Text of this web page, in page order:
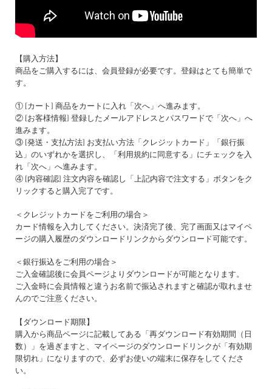
【購入方法】
商品をご購入するには、会員登録が必要です。登録はとても簡単で
す。
① [カート] 商品をカートに入れ「次へ」へ進みます。
② [お客様情報] 登録したメールアドレスとパスワードで「次へ」へ
進みます。
③ [発送・支払方法] お支払い方法「クレジットカード」「銀行振
込」のいずれかを選択し、「利用規約に同意する」にチェックを入
れ「次へ」へ進みます。
④ [内容確認] 注文内容を確認し「上記内容で注文する」ボタンをク
リックすると購入完了です。
＜クレジットカードをご利用の場合＞
カード情報を入力してください。決済完了後、完了画面又はマイペ
ージの購入履歴のダウンロードリンクからダウンロード可能です。
＜銀行振込をご利用の場合＞
ご入金確認後に会員ページよりダウンロードが可能となります。
ご入金時に会員情報と違うお名前で振込されますと確認が取れませ
んのでご注意ください。
【ダウンロード期限】
購入から商品ページに記載してある「再ダウンロード有効期間（日
数）」を過ぎますと、マイページのダウンロードリンクが「有効期
限切れ」になりますので、必ずお使いの端末に保存をしてくださ
い。